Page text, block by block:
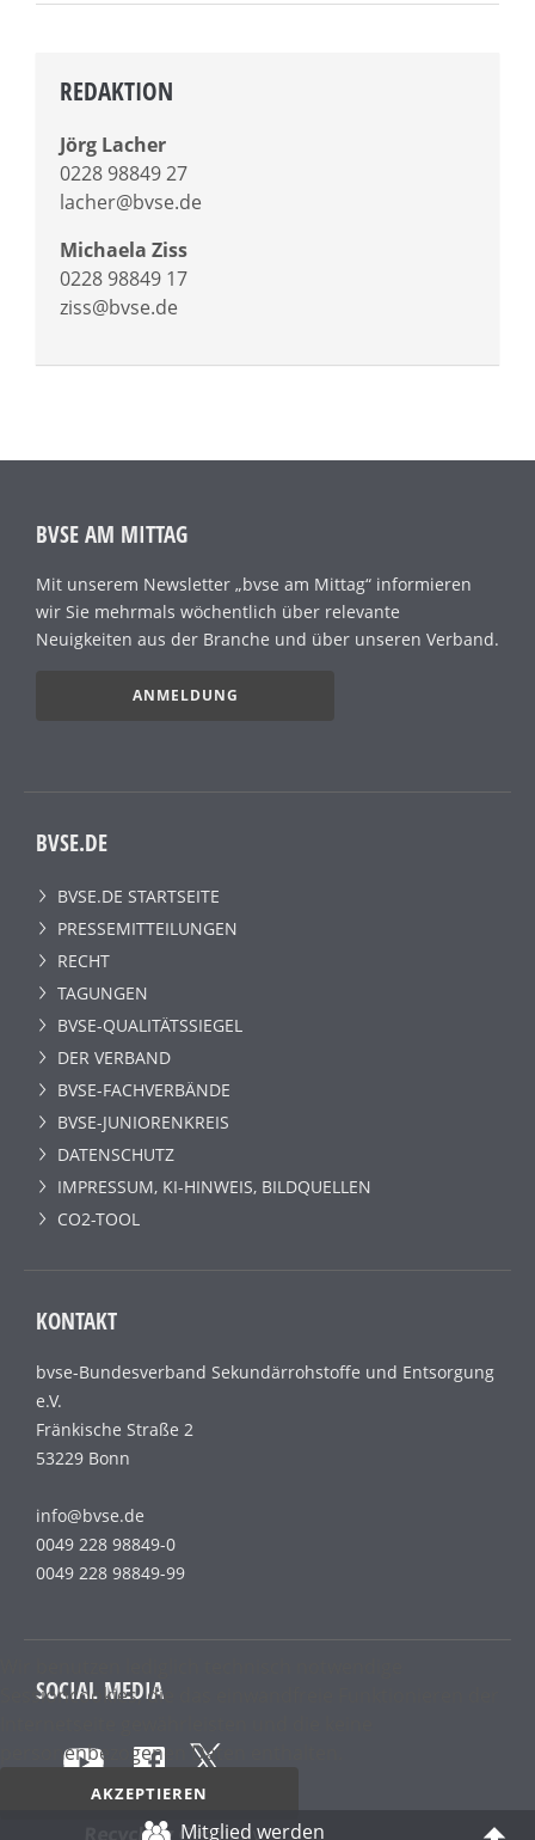
Recycling Germany
REDAKTION
Jörg Lacher
0228 98849 27
lacher@bvse.de
Michaela Ziss
0228 98849 17
ziss@bvse.de
BVSE AM MITTAG
Mit unserem Newsletter „bvse am Mittag“ informieren
wir Sie mehrmals wöchentlich über relevante
Neuigkeiten aus der Branche und über unseren Verband.
ANMELDUNG
BVSE.DE
BVSE.DE STARTSEITE
PRESSEMITTEILUNGEN
RECHT
TAGUNGEN
BVSE-QUALITÄTSSIEGEL
DER VERBAND
BVSE-FACHVERBÄNDE
BVSE-JUNIORENKREIS
DATENSCHUTZ
IMPRESSUM, KI-HINWEIS, BILDQUELLEN
CO2-TOOL
KONTAKT
bvse-Bundesverband Sekundärrohstoffe und Entsorgung
e.V.
Fränkische Straße 2
53229 Bonn
info@bvse.de
0049 228 98849-0
0049 228 98849-99
SOCIAL MEDIA
Mitglied werden
Sessioncookies, die das einwandfreie Funktionieren der
personenbezogenen Daten enthalten.
AKZEPTIEREN